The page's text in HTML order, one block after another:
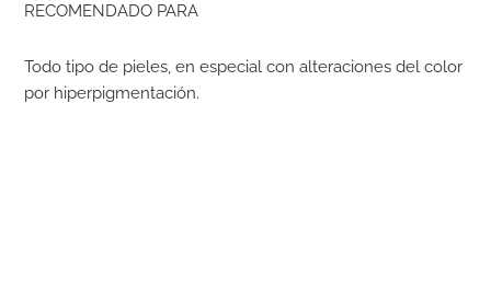
RECOMENDADO PARA
Todo tipo de pieles, en especial con alteraciones del color
por hiperpigmentación.